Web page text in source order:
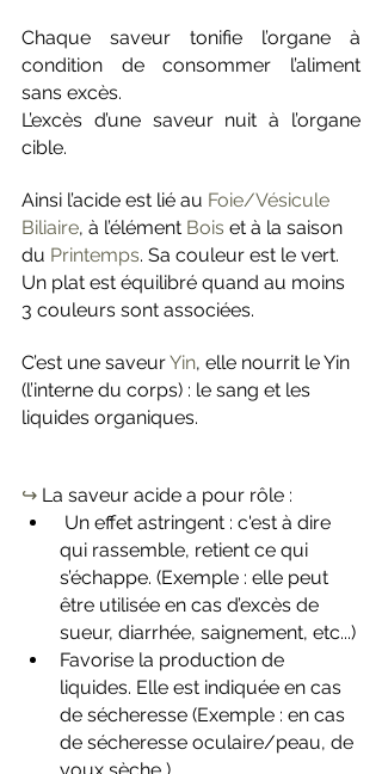
Chaque saveur tonifie l’organe à
condition de consommer l’aliment
sans excès.
L’excès d’une saveur nuit à l’organe
cible.
Ainsi l’acide est lié au Foie/Vésicule
Biliaire, à l’élément Bois et à la saison
du Printemps. Sa couleur est le vert.
Un plat est équilibré quand au moins
3 couleurs sont associées.
C’est une saveur Yin, elle nourrit le Yin
(l’interne du corps) : le sang et les
liquides organiques.
↪️ La saveur acide a pour rôle :
qui rassemble, retient ce qui
s’échappe. (Exemple : elle peut
être utilisée en cas d’excès de
sueur, diarrhée, saignement, etc...)
Favorise la production de
liquides. Elle est indiquée en cas
de sécheresse (Exemple : en cas
de sécheresse oculaire/peau, de